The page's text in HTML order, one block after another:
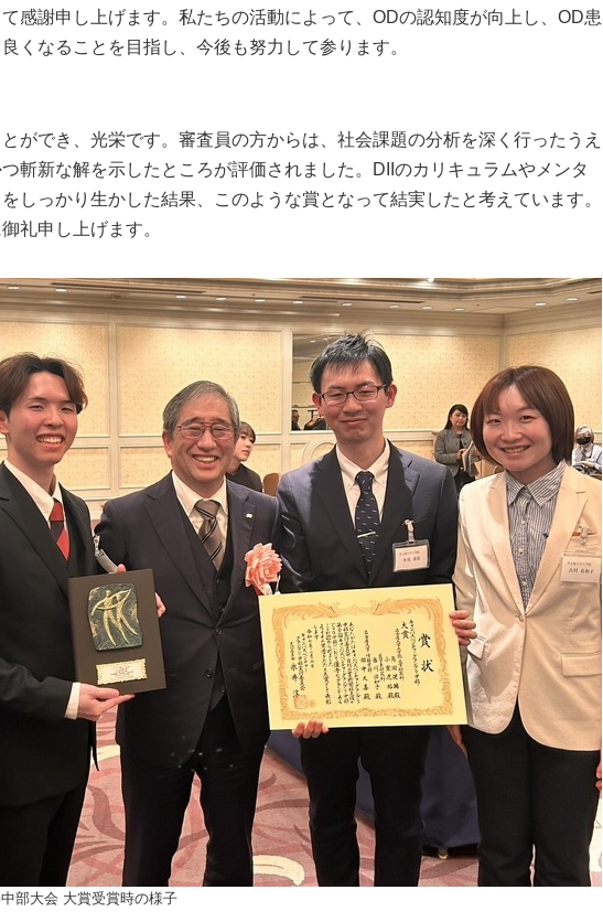
感謝申し上げます。私たちの活動によって、ODの認知度が向上し、OD患
くなることを目指し、今後も努力して参ります。
ができ、光栄です。審査員の方からは、社会課題の分析を深く行ったうえ
斬新な解を示したところが評価されました。DIIのカリキュラムやメンタ
しっかり生かした結果、このような賞となって結実したと考えています。
礼申し上げます。
部大会 大賞受賞時の様子